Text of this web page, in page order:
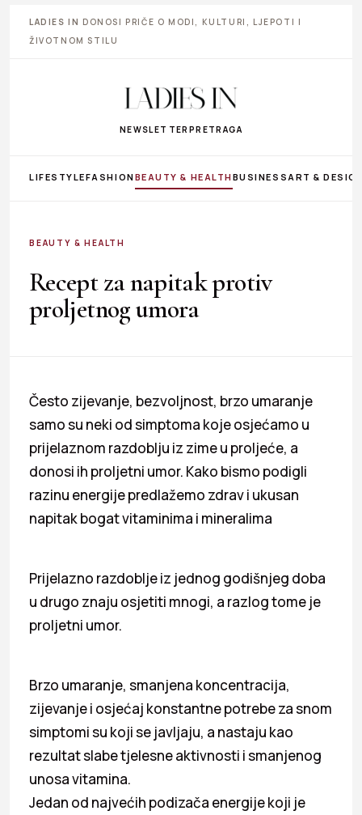
LADIES IN DONOSI PRIČE O MODI, KULTURI, LJEPOTI I
ŽIVOTNOM STILU
NEWSLETTER PRETRAGA
LIFESTYLEFASHIONBEAUTY & HEALTHBUSINESS ART &
BEAUTY & HEALTH
Recept za napitak protiv
proljetnog umora
Često zijevanje, bezvoljnost, brzo umaranje
samo su neki od simptoma koje osjećamo u
prijelaznom razdoblju iz zime u proljeće, a
donosi ih proljetni umor. Kako bismo podigli
razinu energije predlažemo zdrav i ukusan
napitak bogat vitaminima i mineralima
Prijelazno razdoblje iz jednog godišnjeg doba
u drugo znaju osjetiti mnogi, a razlog tome je
proljetni umor.
Brzo umaranje, smanjena koncentracija,
zijevanje i osjećaj konstantne potrebe za snom
simptomi su koji se javljaju, a nastaju kao
rezultat slabe tjelesne aktivnosti i smanjenog
unosa vitamina.
Jedan od najvećih podizača energije koji je